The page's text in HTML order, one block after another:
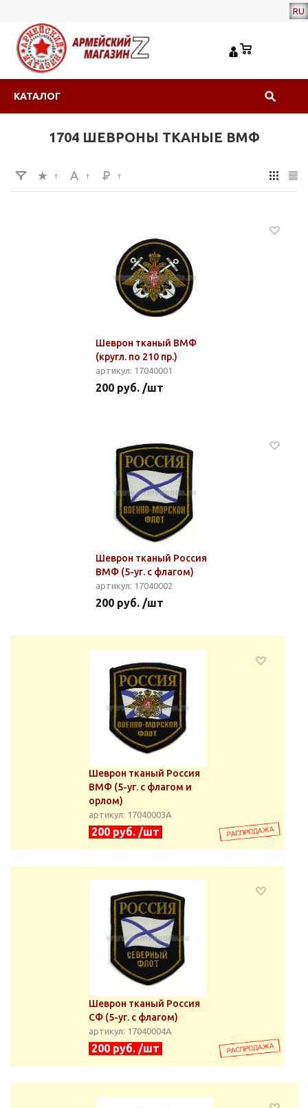
RU
КАТАЛОГ
1704 ШЕВРОНЫ ТКАНЫЕ ВМФ
Шеврон тканый ВМФ
(кругл. по 210 пр.)
артикул: 17040001
200 руб. /шт
Шеврон тканый Россия
ВМФ (5-уг. с флагом)
артикул: 17040002
200 руб. /шт
Шеврон тканый Россия
ВМФ (5-уг. с флагом и
орлом)
артикул: 17040003А
200 руб. /шт
Шеврон тканый Россия
СФ (5-уг. с флагом)
артикул: 17040004А
200 руб. /шт